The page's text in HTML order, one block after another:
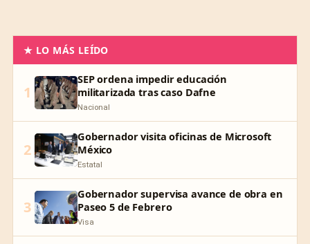
★ LO MÁS LEÍDO
1
SEP ordena impedir educación
militarizada tras caso Dafne
Nacional
2
Gobernador visita oficinas de Microsoft
México
Estatal
3
Gobernador supervisa avance de obra en
Paseo 5 de Febrero
Visa